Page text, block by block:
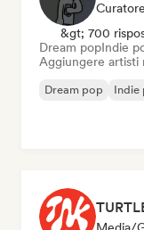
&gt; 700
Dream popIndie
Aggiungere artisti
Dream pop Indie